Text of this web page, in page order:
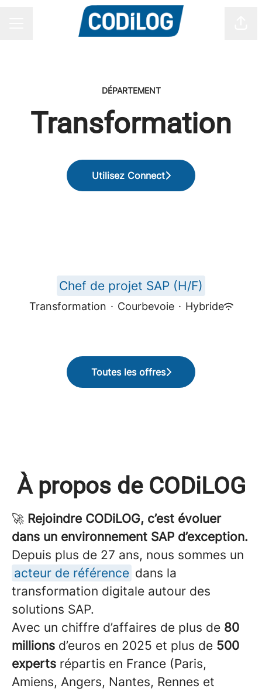
MENU CARRIÈRE
DÉPARTEMENT
Transformation
Utilisez Connect
Chef de projet SAP (H/F)
Transformation · Courbevoie · Hybride
Toutes les offres
À propos de CODiLOG
🚀 Rejoindre CODiLOG, c’est évoluer
dans un environnement SAP d’exception.
Depuis plus de 27 ans, nous sommes un
acteur de référence dans la
transformation digitale autour des
solutions SAP.
Avec un chiffre d’affaires de plus de 80
millions d’euros en 2025 et plus de 500
experts répartis en France (Paris,
Amiens, Angers, Nantes, Rennes et